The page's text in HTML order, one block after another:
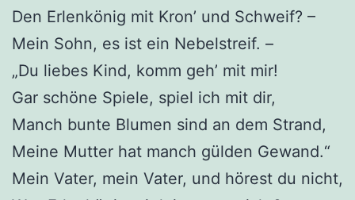
Den Erlenkönig mit Kron’ und Schweif? –
Mein Sohn, es ist ein Nebelstreif. –
„Du liebes Kind, komm geh’ mit mir!
Gar schöne Spiele, spiel ich mit dir,
Manch bunte Blumen sind an dem Strand,
Meine Mutter hat manch gülden Gewand.“
Mein Vater, mein Vater, und hörest du nicht,